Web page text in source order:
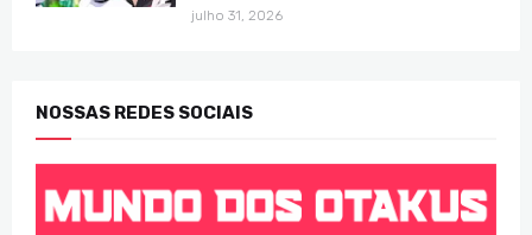
julho 31, 2026
NOSSAS REDES SOCIAIS